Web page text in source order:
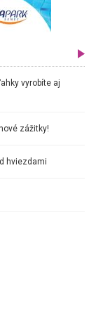
vyrobíte aj
zážitky!
hviezdami